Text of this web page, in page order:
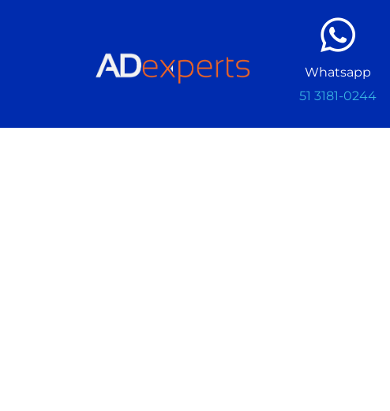
Whatsapp
51 3181-0244